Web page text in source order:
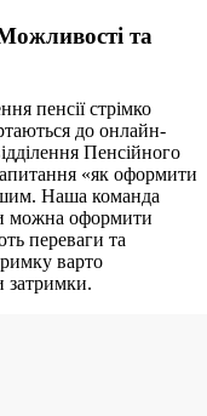
та
пенсії стрімко
до онлайн-
Пенсійного
«як оформити
Наша команда
можна оформити
переваги та
варто
затримки.